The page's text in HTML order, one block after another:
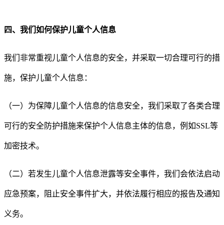
四、我们如何保护儿童个人信息
我们非常重视儿童个人信息的安全，并采取一切合理可行的措
施，保护儿童个人信息：
（一）为保障儿童个人信息的信息安全，我们采取了各类合理
可行的安全防护措施来保护个人信息主体的信息，例如SSL等
加密技术。
（二）若发生儿童个人信息泄露等安全事件，我们会依法启动
应急预案，阻止安全事件扩大，并依法履行相应的报告及通知
义务。